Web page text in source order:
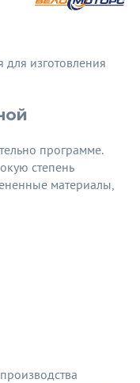
изготовления
программе.
степень
материалы,